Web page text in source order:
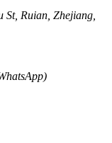
Ruian, Zhejiang,